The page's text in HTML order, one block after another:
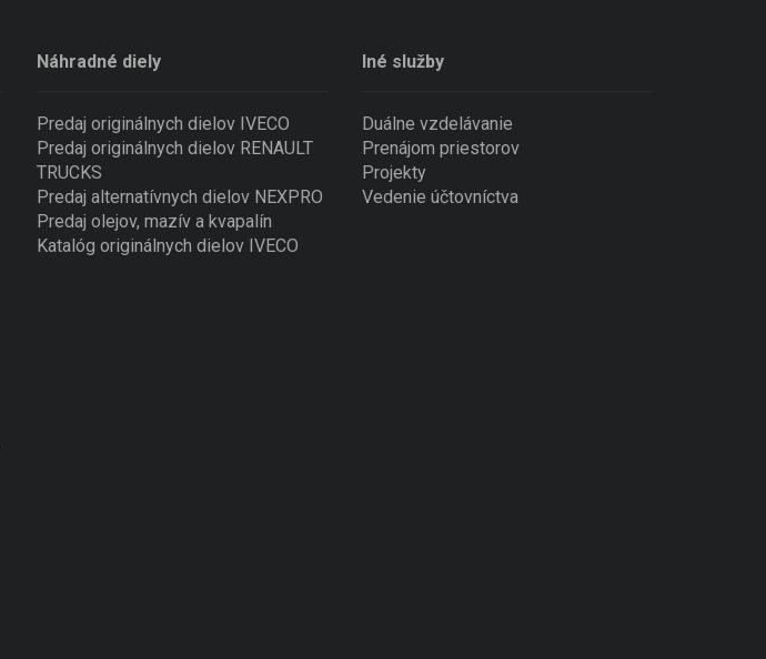
Náhradné diely
Predaj originálnych dielov IVECO
Predaj originálnych dielov RENAULT
TRUCKS
Predaj alternatívnych dielov NEXPRO
Predaj olejov, mazív a kvapalín
Katalóg originálnych dielov IVECO
Iné služby
Duálne vzdelávanie
Prenájom priestorov
Projekty
Vedenie účtovníctva